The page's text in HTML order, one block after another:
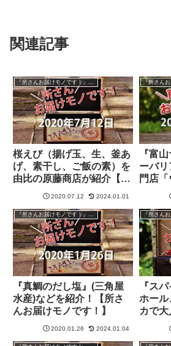
関連記事
『所さんお届けモノです！』過去の紹介品
桜えび（揚げ玉、生、釜あ
げ、素干し、ご飯の素）を
由比の原藤商店が紹介【所
さんお届けモノです！】
2020.07.12 2024.01.01
『富
ーバ
門店
ト」
『所さんお届けモノです！』過去の紹介品
『真鯛のだし塩』(三角屋
水産)などを紹介！【所さ
んお届けモノです！】
2020.01.26 2024.01.04
『ス
ホール
カで
ーツ